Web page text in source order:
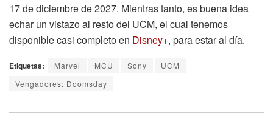
17 de diciembre de 2027. Mientras tanto, es buena idea
echar un vistazo al resto del UCM, el cual tenemos
disponible casi completo en Disney+, para estar al día.
Etiquetas: Marvel MCU Sony
UCM
Vengadores: Doomsday